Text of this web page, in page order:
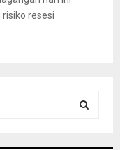
resesi